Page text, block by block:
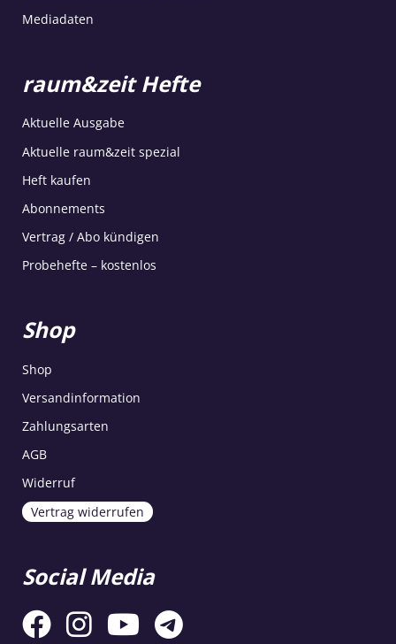
Mediadaten
raum&zeit Hefte
Aktuelle Ausgabe
Aktuelle raum&zeit spezial
Heft kaufen
Abonnements
Vertrag / Abo kündigen
Probehefte – kostenlos
Shop
Shop
Versandinformation
Zahlungsarten
AGB
Widerruf
Vertrag widerrufen
Social Media